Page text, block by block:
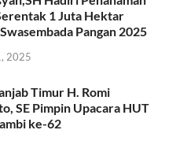
1 Juta Hektar
Pangan 2025
2025
Timur H. Romi
SE Pimpin Upacara HUT
ke-62